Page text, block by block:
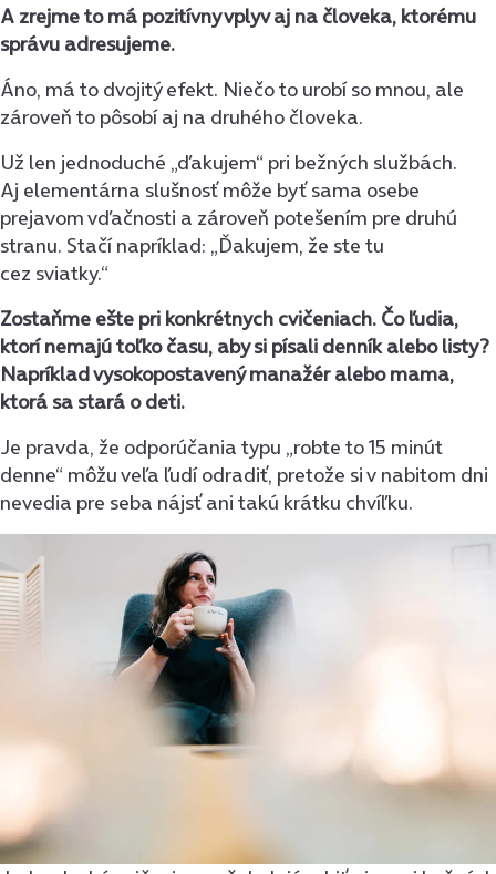
A zrejme to má pozitívny vplyv aj na človeka, ktorému
správu adresujeme.
Áno, má to dvojitý efekt. Niečo to urobí so mnou, ale
zároveň to pôsobí aj na druhého človeka.
Už len jednoduché „ďakujem“ pri bežných službách.
Aj elementárna slušnosť môže byť sama osebe
prejavom vďačnosti a zároveň potešením pre druhú
stranu. Stačí napríklad: „Ďakujem, že ste tu
cez sviatky.“
Zostaňme ešte pri konkrétnych cvičeniach. Čo ľudia,
ktorí nemajú toľko času, aby si písali denník alebo listy?
Napríklad vysokopostavený manažér alebo mama,
ktorá sa stará o deti.
Je pravda, že odporúčania typu „robte to 15 minút
denne“ môžu veľa ľudí odradiť, pretože si v nabitom dni
nevedia pre seba nájsť ani takú krátku chvíľku.